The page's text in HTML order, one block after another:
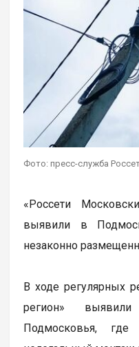
Фото: пресс-служба
«Россети
выявили в
незаконно
В ходе регулярных
регион»
Подмосковья, где